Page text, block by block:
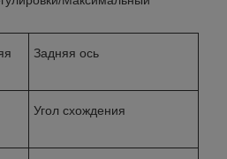
Задняя ось
Угол схождения